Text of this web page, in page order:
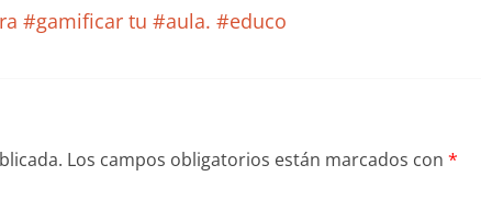
#gamificar tu #aula. #educo
Los campos obligatorios están marcados con *